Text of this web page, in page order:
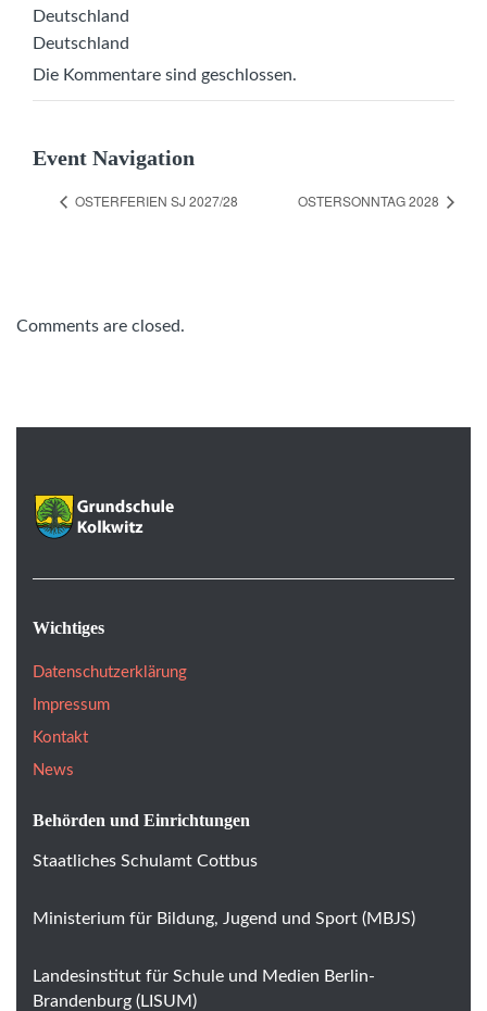
Deutschland
Deutschland
Die Kommentare sind geschlossen.
Event Navigation
OSTERFERIEN SJ 2027/28 OSTERSONNTAG 2028
Comments are closed.
Wichtiges
Datenschutzerklärung
Impressum
Kontakt
News
Behörden und Einrichtungen
Staatliches Schulamt Cottbus
Ministerium für Bildung, Jugend und Sport (MBJS)
Landesinstitut für Schule und Medien Berlin-
Brandenburg (LISUM)